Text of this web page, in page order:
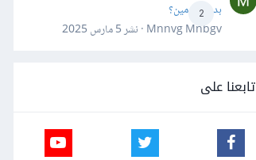
2
بدون دومين؟
Mnnvg Mnbgv · نشر
5 مارس 2025
تابعنا على